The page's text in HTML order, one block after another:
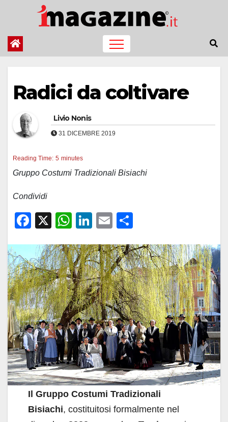
contenuto
Radici da coltivare
Livio Nonis
31 DICEMBRE 2019
Reading Time: 5 minutes
Gruppo Costumi Tradizionali Bisiachi
Condividi
F
c
e
b
o
o
k
X
W
at
s
A
p
p
Li
k
e
dI
n
E
ail n
di
vi
di
Il Gruppo Costumi Tradizionali
Bisiachi, costituitosi formalmente nel